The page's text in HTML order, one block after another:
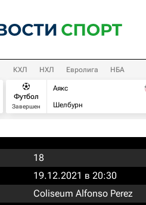
КХЛ НХЛ Евролига НБА
Футбол
Завершен
Аякс
Шелбурн
18
19.12.2021 в 20:30
Coliseum Alfonso Perez